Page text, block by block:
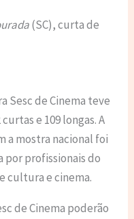
(SC), curta de
Sesc de Cinema teve
e 109 longas. A
a mostra nacional foi
por profissionais do
cultura e cinema.
de Cinema poderão